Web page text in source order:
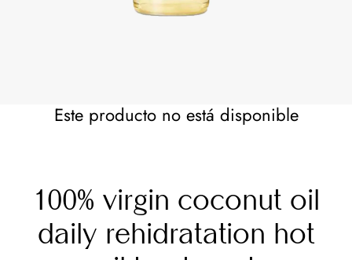
Este producto no está disponible
100% virgin coconut oil
daily rehidratation hot